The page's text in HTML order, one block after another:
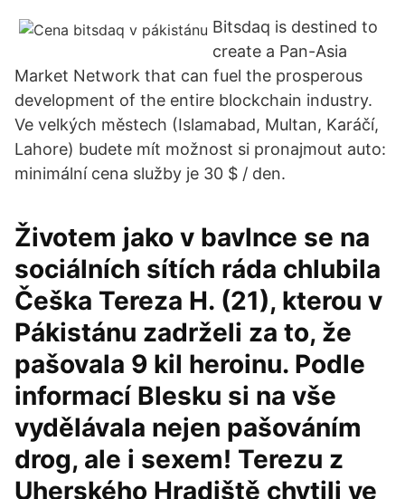
Bitsdaq is destined to
create a Pan-Asia
Market Network that can fuel the prosperous
development of the entire blockchain industry.
Ve velkých městech (Islamabad, Multan, Karáčí,
Lahore) budete mít možnost si pronajmout auto:
minimální cena služby je 30 $ / den.
Životem jako v bavlnce se na
sociálních sítích ráda chlubila
Češka Tereza H. (21), kterou v
Pákistánu zadrželi za to, že
pašovala 9 kil heroinu. Podle
informací Blesku si na vše
vydělávala nejen pašováním
drog, ale i sexem! Terezu z
Uherského Hradiště chytili ve